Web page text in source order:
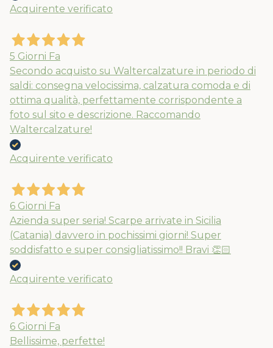
Acquirente verificato
5 Giorni Fa
Secondo acquisto su Waltercalzature in periodo di
saldi: consegna velocissima, calzatura comoda e di
ottima qualità, perfettamente corrispondente a
foto sul sito e descrizione. Raccomando
Waltercalzature!
Acquirente verificato
6 Giorni Fa
Azienda super seria! Scarpe arrivate in Sicilia
(Catania) davvero in pochissimi giorni! Super
soddisfatto e super consigliatissimo!! Bravi 👏🏻
Acquirente verificato
6 Giorni Fa
Bellissime, perfette!